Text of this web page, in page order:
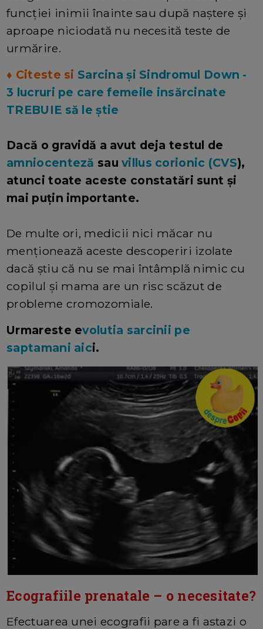
funcției inimii înainte sau după naștere și
aproape niciodată nu necesită teste de
urmărire.
♦ Citeste si Sarcina și Sindromul Down -
3 lucruri pe care femeile insărcinate
TREBUIE să le știe
Dacă o gravidă a avut deja testul de
amniocenteză sauvillus corionic (CVS),
atunci toate aceste constatări sunt și
mai puțin importante.
De multe ori, medicii nici măcar nu
menționează aceste descoperiri izolate
dacă știu că nu se mai întâmplă nimic cu
copilul și mama are un risc scăzut de
probleme cromozomiale.
Urmareste evolutia sarcinii pe
saptamani aici.
Ecografiile prenatale – o necesitate?
Efectuarea unei ecografii pare a fi astazi o